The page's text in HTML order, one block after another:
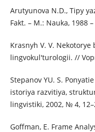
Arutyunova N.D., Tipy
Fakt. – M.: Nauka, 1988
Krasnyh V. V. Nekotorye
lingvokul'turologii. //
Stepanov YU. S.
istoriya razvitiya,
lingvistiki, 2002, № 4,
Goffman, E. Frame